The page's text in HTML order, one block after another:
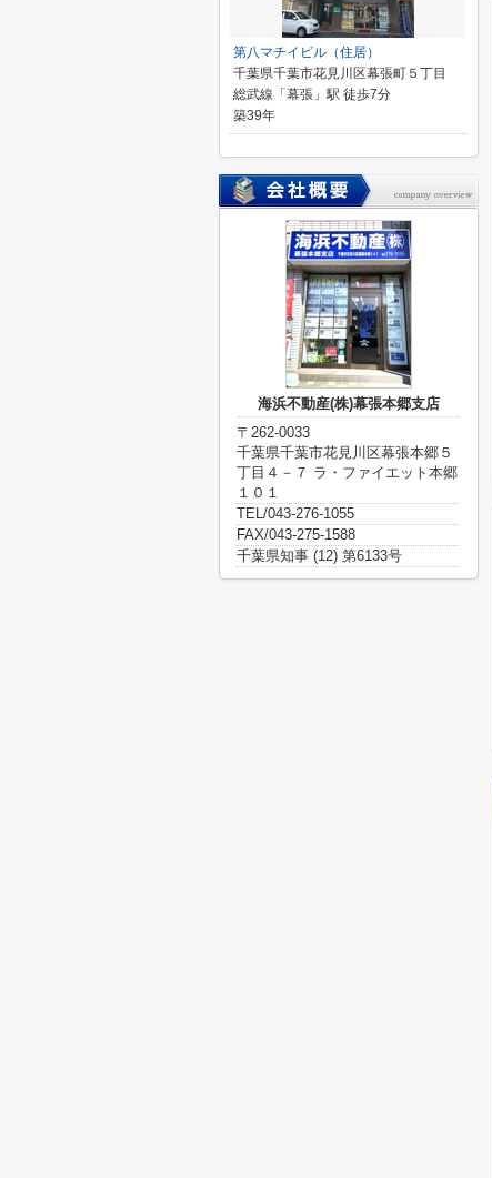
第八マチイビル（住居）
千葉県千葉市花見川区幕張町５丁目
総武線「幕張」駅 徒歩7分
築39年
海浜不動産(株)幕張本郷支店
〒262-0033
千葉県千葉市花見川区幕張本郷５
丁目４－７ ラ・ファイエット本郷
１０１
TEL/043-276-1055
FAX/043-275-1588
千葉県知事 (12) 第6133号